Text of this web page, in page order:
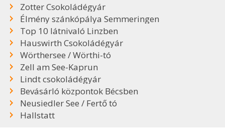
Zotter Csokoládégyár
Élmény szánkópálya Semmeringen
Top 10 látnivaló Linzben
Hauswirth Csokoládégyár
Wörthersee / Wörthi-tó
Zell am See-Kaprun
Lindt csokoládégyár
Bevásárló központok Bécsben
Neusiedler See / Fertő tó
Hallstatt